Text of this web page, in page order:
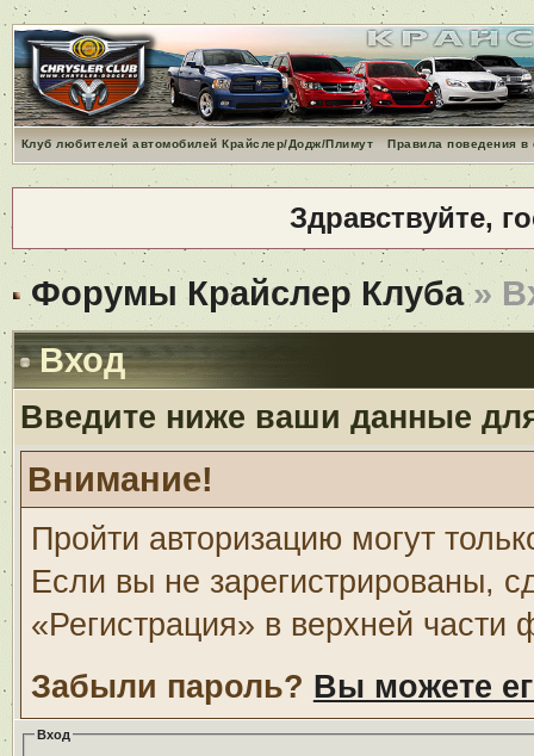
Клуб любителей автомобилей Крайслер/Додж/Плимут Правила поведения
Здравствуйте,
Форумы Крайслер Клуба»
Вход
Введите ниже ваши данные
Внимание!
Пройти авторизацию могут
Если вы не зарегистрированы,
«Регистрация» в верхней части
Забыли пароль? Вы можете
Вход